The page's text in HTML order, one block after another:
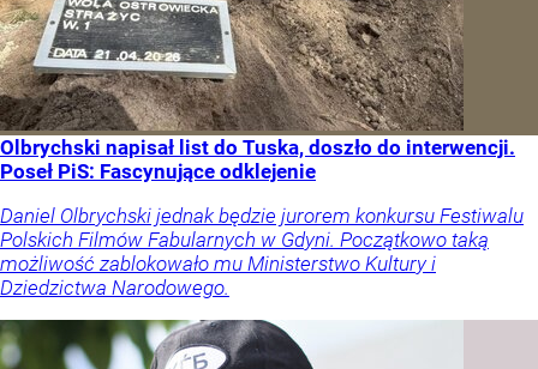
Olbrychski napisał list do Tuska, doszło do interwencji.
Poseł PiS: Fascynujące odklejenie
Daniel Olbrychski jednak będzie jurorem konkursu Festiwalu
Polskich Filmów Fabularnych w Gdyni. Początkowo taką
możliwość zablokowało mu Ministerstwo Kultury i
Dziedzictwa Narodowego.